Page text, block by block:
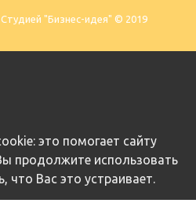
"Бизнес-идея" © 2019
это помогает сайту
продолжите использовать
что Вас это устраивает.